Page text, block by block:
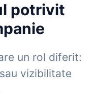
potrivit
un rol diferit:
vizibilitate